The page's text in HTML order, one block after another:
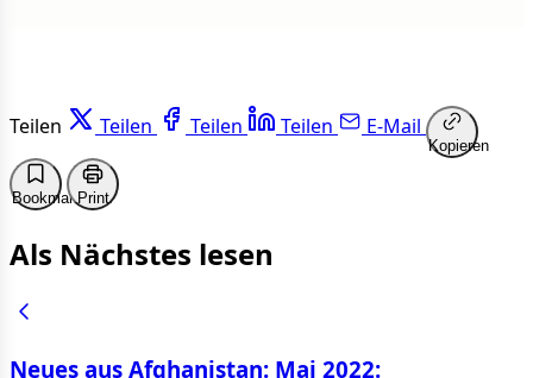
Teilen Teilen Teilen Teilen E-Mail
Kopieren
BookmarkPrint
Als Nächstes lesen
Neues aus Afghanistan: Mai 2022: